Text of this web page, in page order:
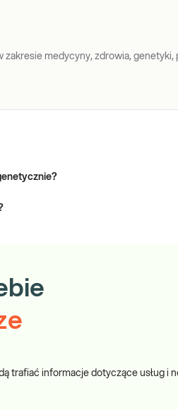
zakresie medycyny, zdrowia,
trafiać informacje dotyczące usług i